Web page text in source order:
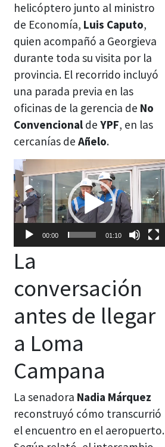
helicóptero junto al ministro
de Economía, Luis Caputo,
quien acompañó a Georgieva
durante toda su visita por la
provincia. El recorrido incluyó
una parada previa en las
oficinas de la gerencia de No
Convencional de YPF, en las
cercanías de Añelo.
Reproductor
de
video
00:00 01:10
La
conversación
antes de llegar
a Loma
Campana
La senadora Nadia Márquez
reconstruyó cómo transcurrió
el encuentro en el aeropuerto.